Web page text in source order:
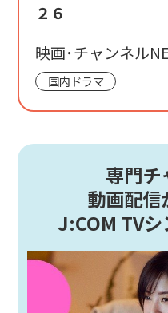
２６
映画･チャンネル
国内ドラマ
専門チ
動画配信
J:COM TV